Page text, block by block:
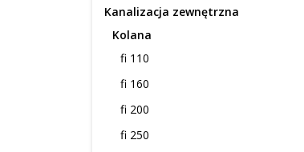
Kanalizacja zewnętrzna
Kolana
fi 110
fi 160
fi 200
fi 250